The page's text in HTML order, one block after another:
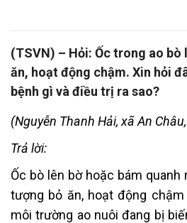
(TSVN) – Hỏi: Ốc trong ao bò
ăn, hoạt động chậm. Xin hỏi
bệnh gì và điều trị ra sao?
(Nguyễn Thanh Hải, xã An
Trả lời:
Ốc bò lên bờ hoặc bám quanh
tượng bỏ ăn, hoạt động
môi trường ao nuôi đang bị